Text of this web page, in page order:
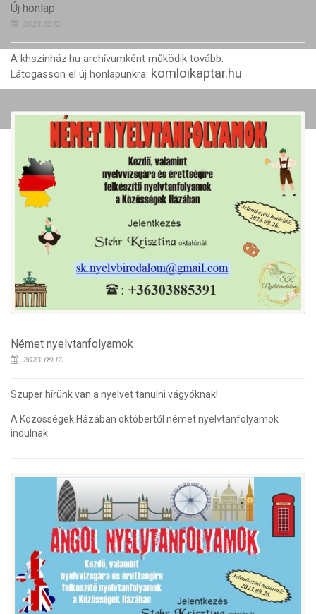
Új honlap
2023.12.12.
A khszínház.hu archívumként működik tovább.
Látogasson el új honlapunkra: komloikaptar.hu
Német nyelvtanfolyamok
2023.09.12.
Szuper hírünk van a nyelvet tanulni vágyóknak!
A Közösségek Házában októbertől német nyelvtanfolyamok
indulnak.